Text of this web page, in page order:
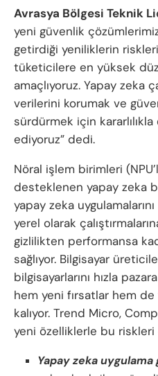
Avrasya Bölgesi Teknik
yeni güvenlik
getirdiği yeniliklerin
tüketicilere en yüksek
amaçlıyoruz. Yapay zeka
verilerini korumak ve
sürdürmek için kararlılıkla
ediyoruz” dedi.
Nöral işlem birimleri
desteklenen yapay zeka
yapay zeka
yerel olarak
gizlilikten performansa
sağlıyor. Bilgisayar
bilgisayarlarını hızla
hem yeni fırsatlar hem de
kalıyor. Trend Micro,
yeni özelliklerle bu riskleri
Yapay zeka uygulama